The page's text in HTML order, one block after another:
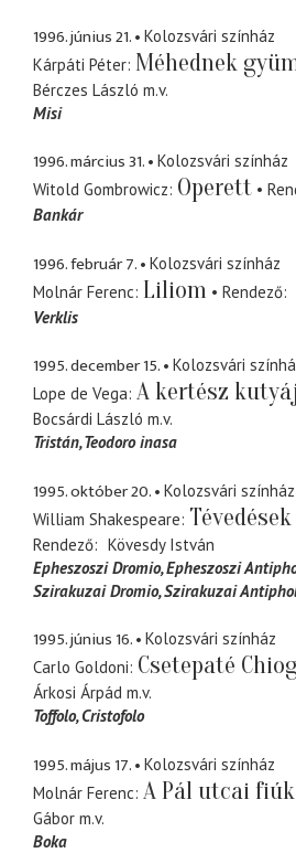
1996. június 21.
Kolozsvári színház
Kárpáti Péter Méhednek
Bérczes László m.v.
Misi
1996. március 31.
Kolozsvári színház
Witold Gombrowicz Operett
Bankár
1996. február 7.
Kolozsvári színház
Molnár Ferenc Liliom Rendező
Verklis
1995. december 15.
Kolozsvári
Lope de Vega A kertész
Bocsárdi László m.v.
Tristán Teodoro inasa
1995. október 20.
Kolozsvári színház
William Shakespeare
Rendező
Kövesdy István
Epheszoszi Dromio Epheszoszi
Szirakuzai Dromio Szirakuzai
1995. június 16.
Kolozsvári színház
Carlo Goldoni Csetepaté
Árkosi Árpád m.v.
Toffolo Cristofolo
1995. május 17.
Kolozsvári színház
Molnár Ferenc A Pál utcai fiúk
Gábor m.v.
Boka